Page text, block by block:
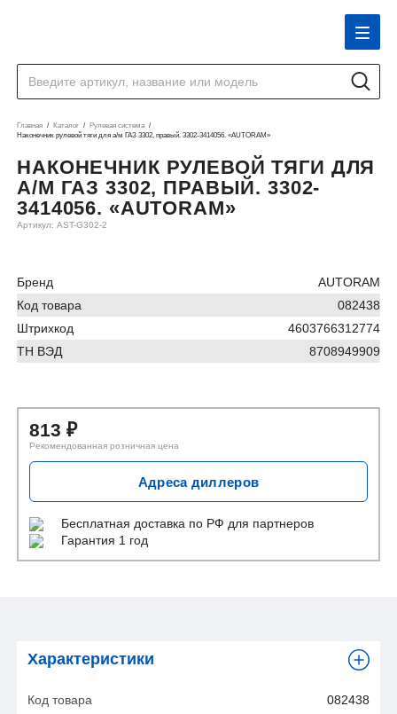
Главная Каталог
Рулевая система
Наконечник рулевой тяги для а/м ГАЗ 3302, правый. 3302-3414056. «AUTORAM»
НАКОНЕЧНИК РУЛЕВОЙ ТЯГИ ДЛЯ
А/М ГАЗ 3302, ПРАВЫЙ. 3302-
3414056. «AUTORAM»
Артикул: AST-G302-2
Бренд
AUTORAM
Код товара
082438
Штрихкод
4603766312774
ТН ВЭД
8708949909
813₽
Рекомендованная розничная цена
Адреса диллеров
Бесплатная доставка по РФ для партнеров
Гарантия 1 год
Характеристики
Код товара
082438